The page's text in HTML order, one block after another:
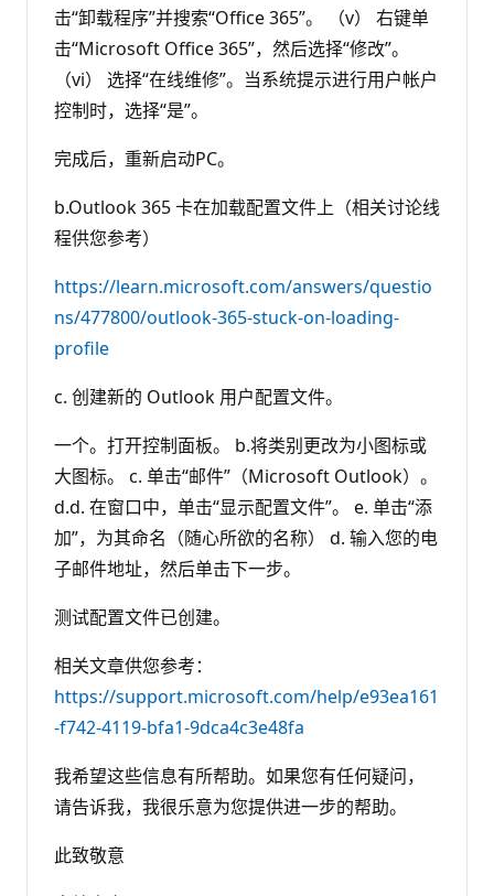
击“卸载程序”并搜索“Office 365”。 （v） 右键单
击“Microsoft Office 365”，然后选择“修改”。
（vi） 选择“在线维修”。当系统提示进行用户帐户
控制时，选择“是”。
完成后，重新启动PC。
b.Outlook 365 卡在加载配置文件上（相关讨论线
程供您参考）
https://learn.microsoft.com/answers/questio
ns/477800/outlook-365-stuck-on-loading-
profile
c. 创建新的 Outlook 用户配置文件。
一个。打开控制面板。 b.将类别更改为小图标或
大图标。 c. 单击“邮件”（Microsoft Outlook）。
d.d. 在窗口中，单击“显示配置文件”。 e. 单击“添
加”，为其命名（随心所欲的名称） d. 输入您的电
子邮件地址，然后单击下一步。
测试配置文件已创建。
相关文章供您参考：
https://support.microsoft.com/help/e93ea161
-f742-4119-bfa1-9dca4c3e48fa
我希望这些信息有所帮助。如果您有任何疑问，
请告诉我，我很乐意为您提供进一步的帮助。
此致敬意